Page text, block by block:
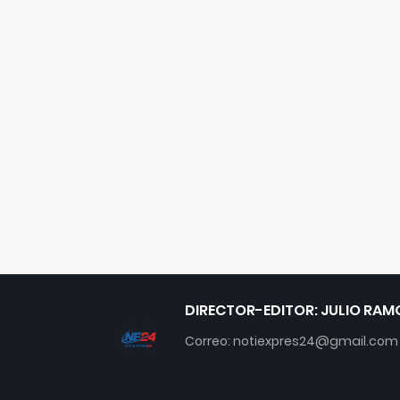
DIRECTOR-EDITOR: JULIO
Correo: notiexpres24@gmail.com